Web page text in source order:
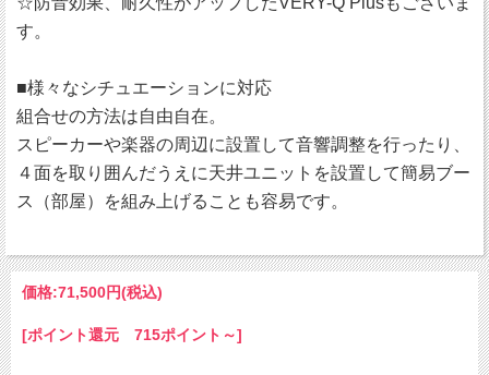
す。
■様々なシチュエーションに対応
組合せの方法は自由自在。
スピーカーや楽器の周辺に設置して音響調整を行ったり、
４面を取り囲んだうえに天井ユニットを設置して簡易ブー
ス（部屋）を組み上げることも容易です。
価格:71,500円(税込)
[ポイント還元 715ポイント～]